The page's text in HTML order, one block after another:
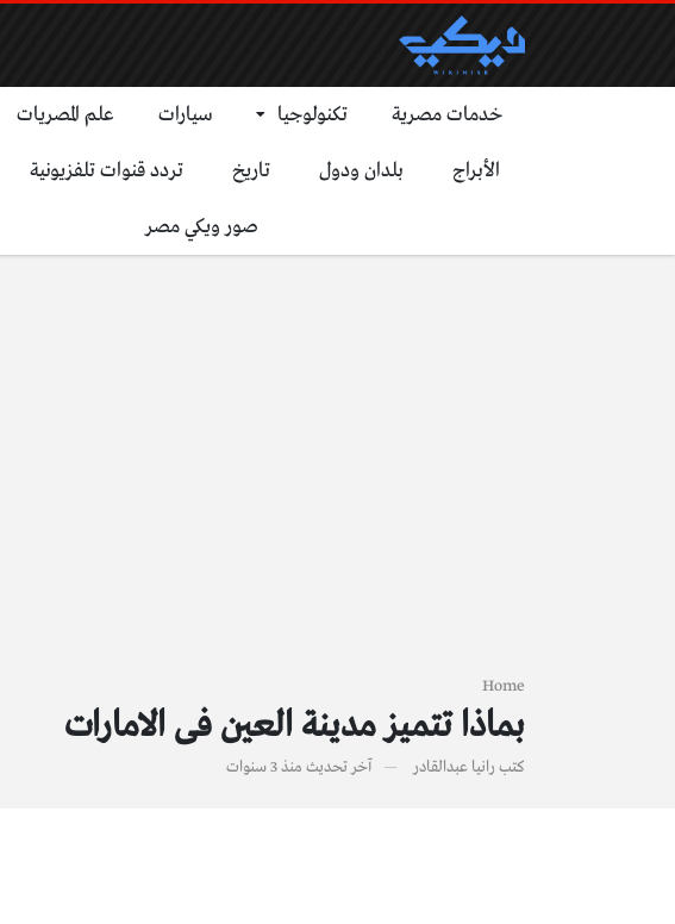
خدمات مصرية تكنولوجيا سيارات علم المصريات
الأبراج بلدان ودول تاريخ تردد قنوات تلفزيونية
صور ويكي مصر
Home
بماذا تتميز مدينة العين فى الامارات
كتب رانيا عبدالقادر آخر تحديث منذ 3 سنوات